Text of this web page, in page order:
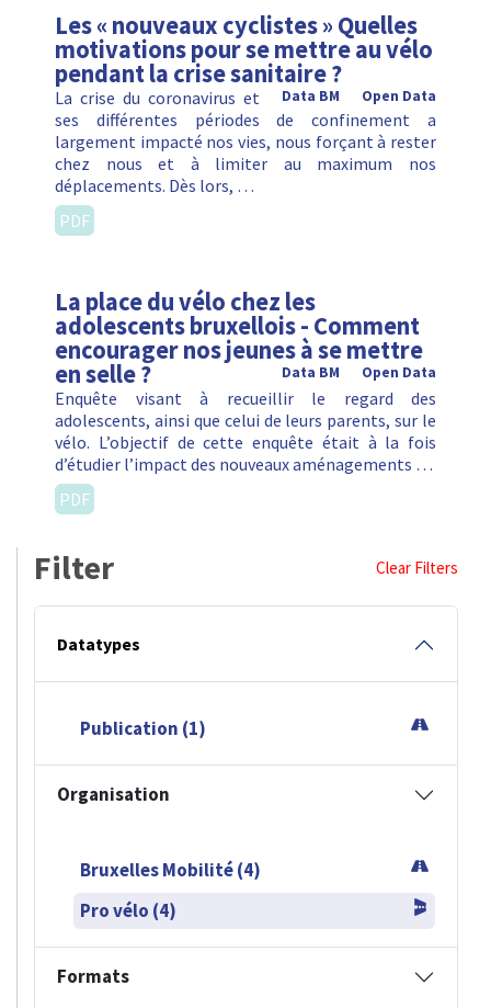
Les « nouveaux cyclistes » Quelles
motivations pour se mettre au vélo
pendant la crise sanitaire ?
Open Data
Data BM
La crise du coronavirus et
ses différentes périodes de confinement a
largement impacté nos vies, nous forçant à rester
chez nous et à limiter au maximum nos
déplacements. Dès lors, …
PDF
La place du vélo chez les
adolescents bruxellois - Comment
encourager nos jeunes à se mettre
en selle ? Open Data
Data BM
Enquête visant à recueillir le regard des
adolescents, ainsi que celui de leurs parents, sur le
vélo. L’objectif de cette enquête était à la fois
d’étudier l’impact des nouveaux aménagements …
PDF
Filter Clear Filters
Datatypes
Publication (1)
Organisation
Bruxelles Mobilité (4)
Pro vélo (4)
Formats